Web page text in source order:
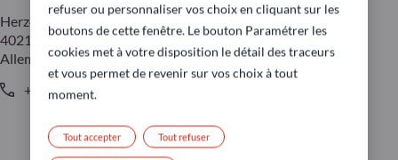
Herzogstraße 15
40217 Düsseldorf
Allemagne
+49 (0) 211 239 24 01
refuser ou personnaliser vos choix en cliquant sur les
boutons de cette fenêtre. Le bouton Paramétrer les
cookies met à votre disposition le détail des traceurs
et vous permet de revenir sur vos choix à tout
moment.
Tout refuser
Tout accepter